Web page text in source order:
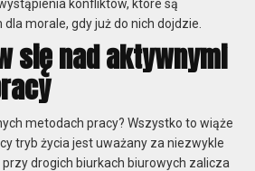
konfliktów, które są
morale, gdy już do nich dojdzie.
się nad aktywnymi
metodach pracy? Wszystko to wiąże
tryb życia jest uważany za niezwykle
drogich biurkach biurowych zalicza